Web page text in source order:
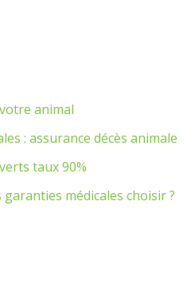
animal
: assurance décès animale
taux 90%
médicales choisir ?